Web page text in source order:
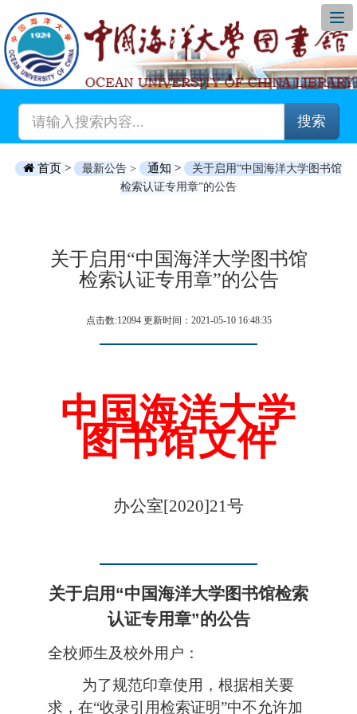
搜索
首页 > 最新公告 > 通知 >
关于启用“中国海洋大学图书馆
检索认证专用章”的公告
关于启用“中国海洋大学图书馆
检索认证专用章”的公告
点击数:12094 更新时间：2021-05-10 16:48:35
中国海洋大学
图书馆文件
办公室[2020]21号
关于启用“中国海洋大学图书馆检索
认证专用章”的公告
全校师生及校外用户：
为了规范印章使用，根据相关要
求，在“收录引用检索证明”中不允许加